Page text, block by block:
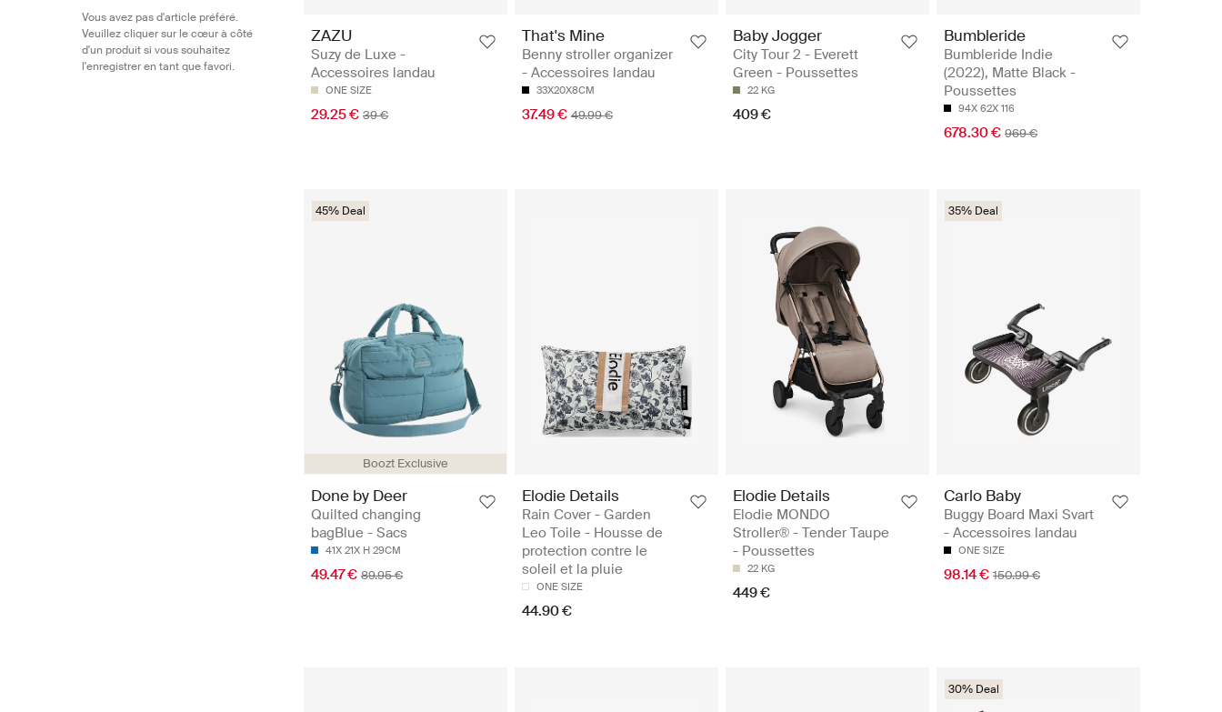
Vous avez pas d'article préféré.
Veuillez cliquer sur le cœur à côté
d'un produit si vous souhaitez
l'enregistrer en tant que favori.
ZAZU
Suzy de Luxe -
Accessoires landau
ONE SIZE
29.25 € 39 €
That's Mine
Benny stroller organizer
- Accessoires landau
33X20X8CM
37.49 € 49.99 €
Baby Jogger
City Tour 2 - Everett
Green - Poussettes
22 KG
409 €
Bumbleride
Bumbleride Indie
(2022), Matte Black -
Poussettes
94X 62X 116
678.30 € 969 €
Boozt Exclusive
45% Deal
Done by Deer
Quilted changing
bagBlue - Sacs
41X 21X H 29CM
49.47 € 89.95 €
Elodie Details
Rain Cover - Garden
Leo Toile - Housse de
protection contre le
soleil et la pluie
ONE SIZE
44.90 €
Elodie Details
Elodie MONDO
Stroller® - Tender Taupe
- Poussettes
22 KG
449 €
35% Deal
Carlo Baby
Buggy Board Maxi Svart
- Accessoires landau
ONE SIZE
98.14 € 150.99 €
30% Deal